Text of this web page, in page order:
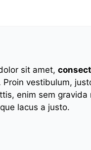
sit amet,
Proin vestibulum,
enim sem gravida
lacus a justo.